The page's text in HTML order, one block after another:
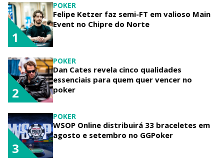
POKER
Felipe Ketzer faz semi-FT em valioso Main
Event no Chipre do Norte
1
POKER
Dan Cates revela cinco qualidades
essenciais para quem quer vencer no
poker
2
POKER
WSOP Online distribuirá 33 braceletes em
agosto e setembro no GGPoker
3